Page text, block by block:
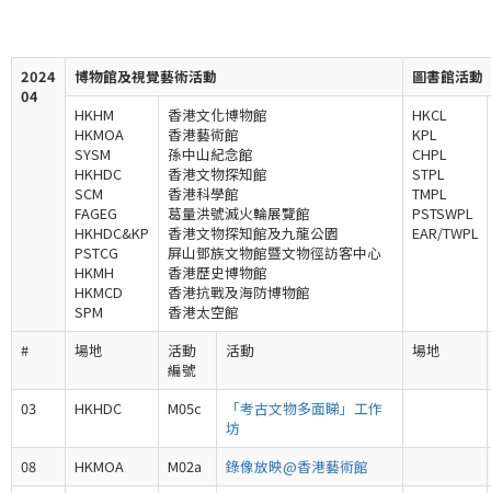
2024
04
博物館及視覺藝術活動
圖書館活動
HKHM
HKMOA
SYSM
HKHDC
SCM
FAGEG
HKHDC&KP
PSTCG
HKMH
HKMCD
SPM
香港文化博物館
香港藝術館
孫中山紀念館
香港文物探知館
香港科學館
葛量洪號滅火輪展覽館
香港文物探知館及九龍公園
屏山鄧族文物館暨文物徑訪客中心
香港歷史博物館
香港抗戰及海防博物館
香港太空館
HKCL
KPL
CHPL
STPL
TMPL
PSTSWPL
EAR/TWPL
# 場地
活動
編號
活動 場地
03 HKHDC M05c
「考古文物多面睇」工作
坊
08
HKMOA M02a
錄像放映@香港藝術館